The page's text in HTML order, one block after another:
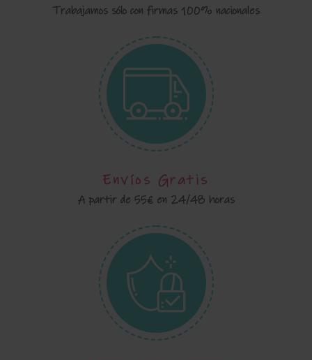
Trabajamos sólo con firmas 100% nacionales
Envíos Gratis
A partir de 55€ en 24/48 horas